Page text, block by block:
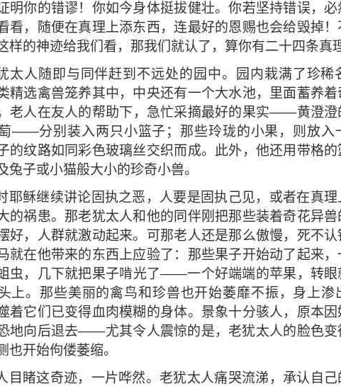
明你的错谬！你如今身体挺拔健壮。你若坚持错误，
看，随便在真理上添东西，连最好的恩赐也会给毁掉
样的神迹给我们看，那我们就认了，算你有二十四条真
太人随即与同伴赶到不远处的园中。园内栽满了珍稀
精选禽兽笼养其中，中央还有一个大水池，里面蓄养
老人在友人的帮助下，急忙采摘最好的果实——黄澄澄
——分别装入两只小篮子；那些玲珑的小果，则放入
的纹路如同彩色玻璃丝交织而成。此外，他还用带格
兔子或小猫般大小的珍奇小兽。
耶稣继续讲论固执之恶，人要是固执己见，或者在真
的祸患。那老犹太人和他的同伴刚把那些装着奇花异
好，人群就激动起来。可那老人还是那么傲慢，死不
就在他带来的东西上应验了：那些果子开始动了起来
虫，几下就把果子啃光了——一个好端端的苹果，转眼
上。那些美丽的禽鸟和珍兽也开始萎靡不振，身上渗
着它们已变得血肉模糊的身体。景象十分骇人，原本
地向后退去——尤其令人震惊的是，老犹太人的脸色变
也开始佝偻萎缩。
目睹这奇迹，一片哗然。老犹太人痛哭流涕，承认自